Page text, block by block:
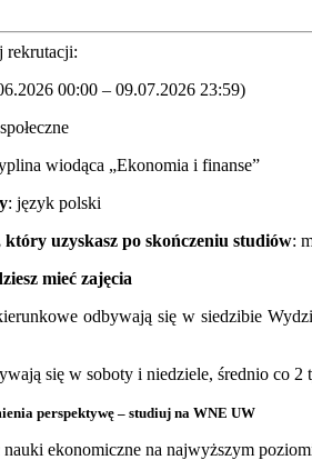
rekrutacji:
00:00 – 09.07.2026 23:59)
wiodąca „Ekonomia i finanse”
: język polski
który uzyskasz po skończeniu studiów:
mieć zajęcia
odbywają się w siedzibie
się w soboty i niedziele, średnio co 2
perspektywę – studiuj na WNE UW
ekonomiczne na najwyższym